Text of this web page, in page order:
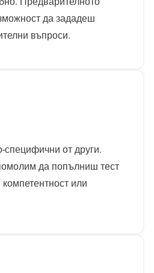
да зададеш
въпроси.
специфични от други.
да попълниш тест
или